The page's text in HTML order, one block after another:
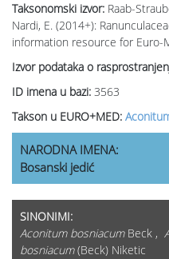
Taksonomski izvor: Raab-
Nardi, E. (2014+):
information resource for Euro-
Izvor podataka o
ID imena u bazi: 3563
Takson u EURO+MED:
NARODNA IMENA:
Bosanski jedić
SINONIMI:
Aconitum bosniacumBeck ,
bosniacum(Beck) Niketic